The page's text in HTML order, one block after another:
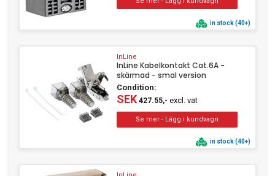
in stock (40+)
InLine
InLine Kabelkontakt Cat.6A -
skärmad - smal version
Condition:
SEK427.55,- excl. vat
in stock (40+)